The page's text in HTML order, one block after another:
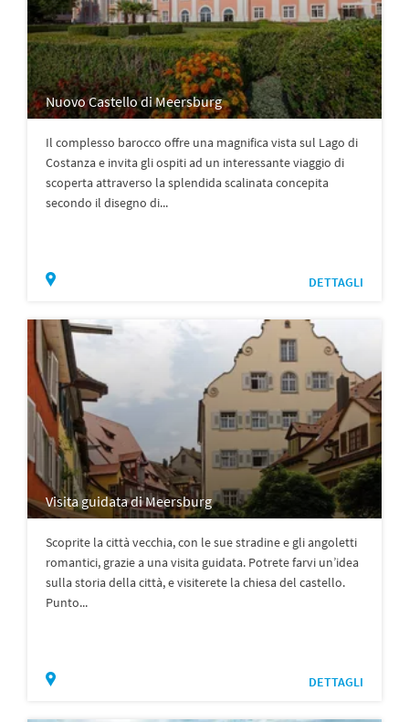
Nuovo Castello di Meersburg
Il complesso barocco offre una magnifica vista sul Lago di
Costanza e invita gli ospiti ad un interessante viaggio di
scoperta attraverso la splendida scalinata concepita
secondo il disegno di...
DETTAGLI
Visita guidata di Meersburg
Scoprite la città vecchia, con le sue stradine e gli angoletti
romantici, grazie a una visita guidata. Potrete farvi un’idea
sulla storia della città, e visiterete la chiesa del castello.
Punto...
DETTAGLI